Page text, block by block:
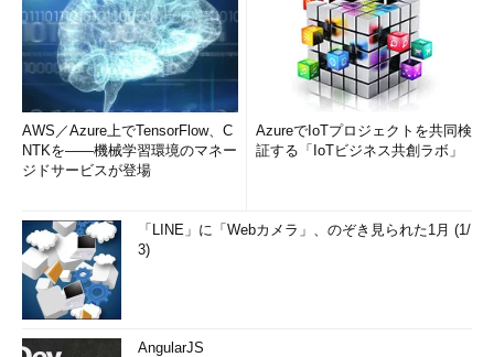
AWS／Azure上でTensorFlow、C
NTKを――機械学習環境のマネー
ジドサービスが登場
AzureでIoTプロジェクトを共同検
証する「IoTビジネス共創ラボ」
「LINE」に「Webカメラ」、のぞき見られた1月 (1/
3)
AngularJS